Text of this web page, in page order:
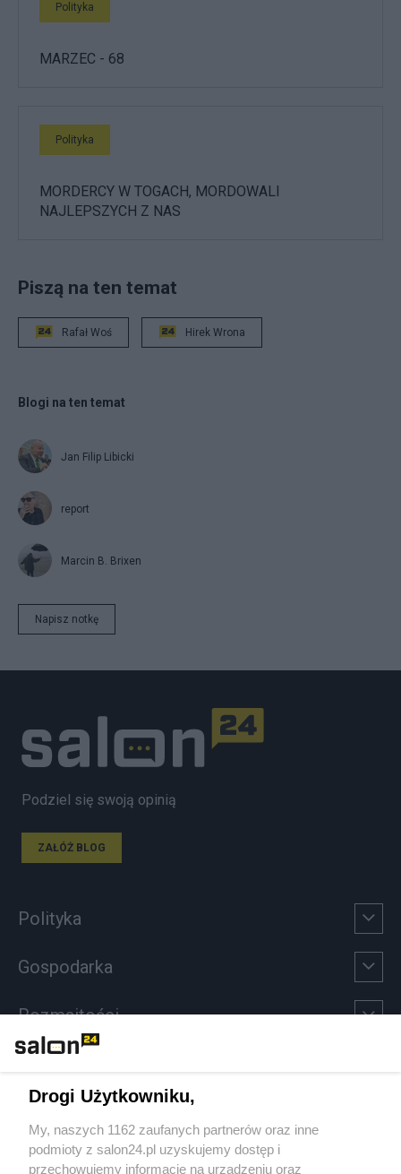
Polityka
MARZEC - 68
Polityka
MORDERCY W TOGACH, MORDOWALI
NAJLEPSZYCH Z NAS
Piszą na ten temat
Rafał Woś Hirek Wrona
Blogi na ten temat
Jan Filip Libicki
report
Marcin B. Brixen
Napisz notkę
Podziel się swoją opinią
ZAŁÓŻ BLOG
Polityka
Gospodarka
Rozmaitości
Sport
Społeczeństwo
Drogi Użytkowniku,
My, naszych 1162 zaufanych partnerów oraz inne
podmioty z salon24.pl uzyskujemy dostęp i
przechowujemy informacje na urządzeniu oraz